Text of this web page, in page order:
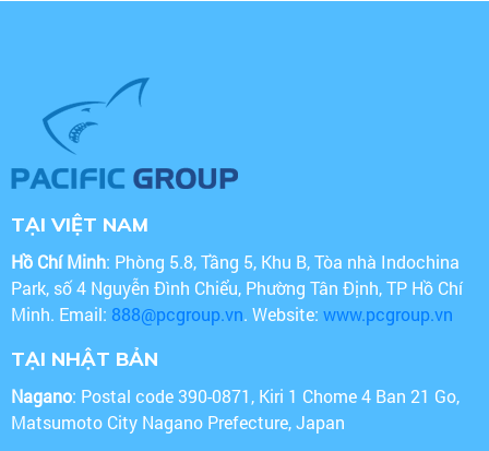
TẠI VIỆT NAM
Hồ Chí Minh: Phòng 5.8, Tầng 5, Khu B, Tòa nhà Indochina
Park, số 4 Nguyễn Đình Chiểu, Phường Tân Định, TP Hồ Chí
Minh. Email: 888@pcgroup.vn. Website: www.pcgroup.vn
TẠI NHẬT BẢN
Nagano: Postal code 390-0871, Kiri 1 Chome 4 Ban 21 Go,
Matsumoto City Nagano Prefecture, Japan